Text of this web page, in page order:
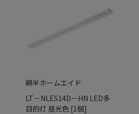
綿半ホームエイド
LT－NLES14D－HN LED多
目的灯 昼光色 [1個]